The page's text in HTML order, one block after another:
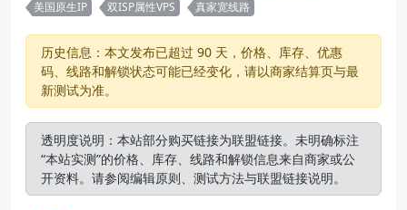
美国原生IP
双ISP属性VPS 真家宽线路
历史信息：本文发布已超过 90 天，价格、库存、优惠
码、线路和解锁状态可能已经变化，请以商家结算页与最
新测试为准。
透明度说明：本站部分购买链接为联盟链接。未明确标注
“本站实测”的价格、库存、线路和解锁信息来自商家或公
开资料。请参阅编辑原则、 测试方法与联盟链接说明。